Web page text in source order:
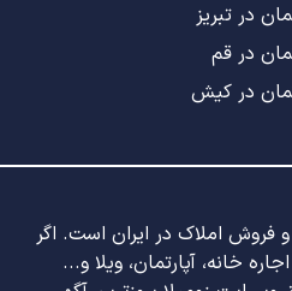
در تبریز
در قم
در کیش
فروش املاک در ایران است. اگر
خانه، آپارتمان، ویلا و...